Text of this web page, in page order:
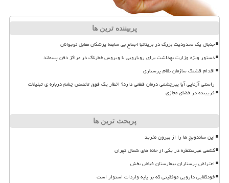
پربیننده ترین ها
جنجال یک محدودیت بزرگ در بریتانیا اجماع بی سابقه پزشکان مقابل نوجوانان
دستور ویژه وزارت بهداشت برای رویارویی با ویروس خطرناک در مراکز دفن پسماند
اقدام قشنگ سازمان نظام پرستاری
راستی آزمایی آیا پیرچشمی درمان قطعی دارد؟ اخطار یک فوق تخصص چشم درباره ی تبلیغات
فریبنده در فضای مجازی
پربحث ترین ها
این ساندویچ ها را از بیرون نخرید
کشفی غیرمنتظره در یکی از خانه های شمال تهران
اعتراض پرستاران بیمارستان فیاض بخش
خودکفایی دارویی موفقیتی که بر پایه واردات استوار است